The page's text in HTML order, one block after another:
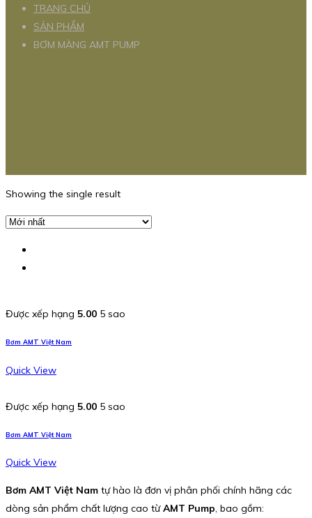
TRANG CHỦ
SẢN PHẨM
BƠM MÀNG AMT PUMP
Showing the single result
Được xếp hạng 5.00 5 sao
Bơm AMT Việt Nam
Quick View
Được xếp hạng 5.00 5 sao
Bơm AMT Việt Nam
Quick View
Bơm AMT Việt Nam tự hào là đơn vị phân phối chính hãng các
dòng sản phẩm chất lượng cao từAMT Pump, bao gồm: